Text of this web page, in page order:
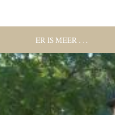
ER IS MEER . . .